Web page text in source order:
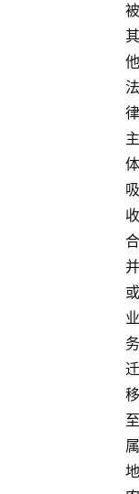
被
其
他
法
律
主
体
吸
收
合
并
或
业
务
迁
移
至
属
地